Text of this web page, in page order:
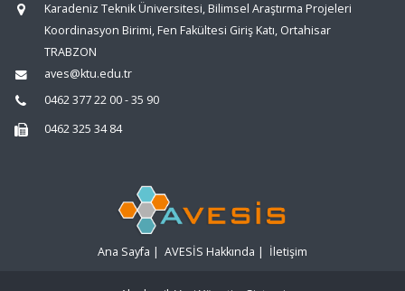
Karadeniz Teknik Üniversitesi, Bilimsel Araştırma Projeleri
Koordinasyon Birimi, Fen Fakültesi Giriş Katı, Ortahisar
TRABZON
aves@ktu.edu.tr
0462 377 22 00 - 35 90
0462 325 34 84
Ana Sayfa | AVESİS Hakkında | İletişim